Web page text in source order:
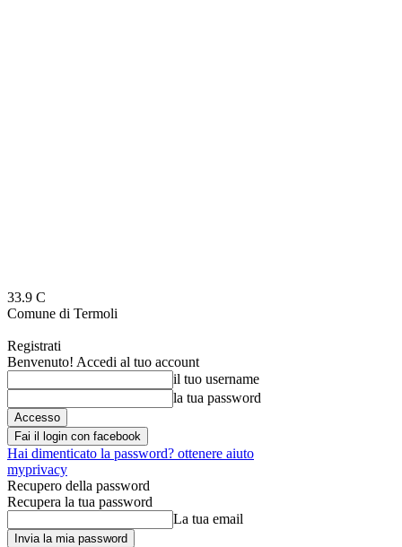
33.9 C
Comune di Termoli
Registrati
Benvenuto! Accedi al tuo account
il tuo username
la tua password
Fai il login con facebook
Hai dimenticato la password? ottenere aiuto
myprivacy
Recupero della password
Recupera la tua password
La tua email